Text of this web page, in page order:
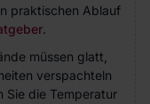
praktischen Ablauf
.
müssen glatt,
verspachteln
Sie die Temperatur